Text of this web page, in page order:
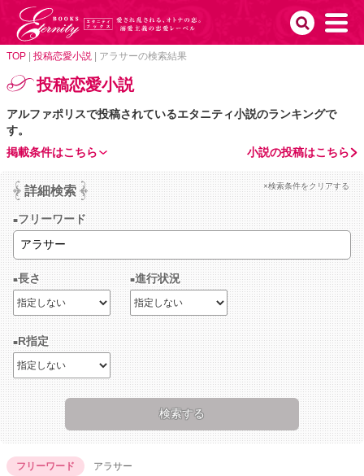
TOP 投稿恋愛小説 アラサーの検索結果
投稿恋愛小説
アルファポリスで投稿されているエタニティ小説のランキングで
す。
小説の投稿はこちら
掲載条件はこちら
詳細検索 ×検索条件をクリアする
フリーワード
長さ 進行状況
R指定
フリーワード アラサー